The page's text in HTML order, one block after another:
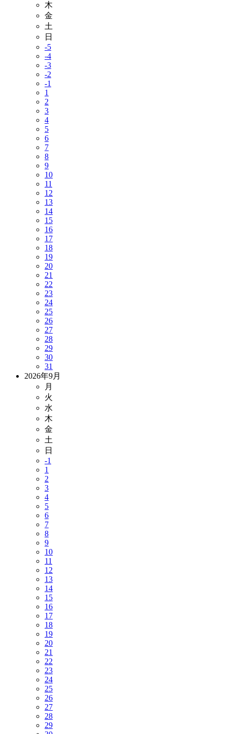
木
金
土
日
-5
-4
-3
-2
-1
1
2
3
4
5
6
7
8
9
10
11
12
13
14
15
16
17
18
19
20
21
22
23
24
25
26
27
28
29
30
31
2026年9月
月
火
水
木
金
土
日
-1
1
2
3
4
5
6
7
8
9
10
11
12
13
14
15
16
17
18
19
20
21
22
23
24
25
26
27
28
29